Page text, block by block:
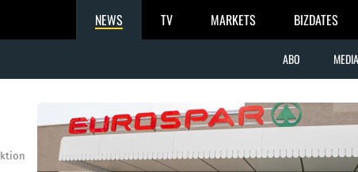
NEWS TV MARKETS BIZDATES
ABO